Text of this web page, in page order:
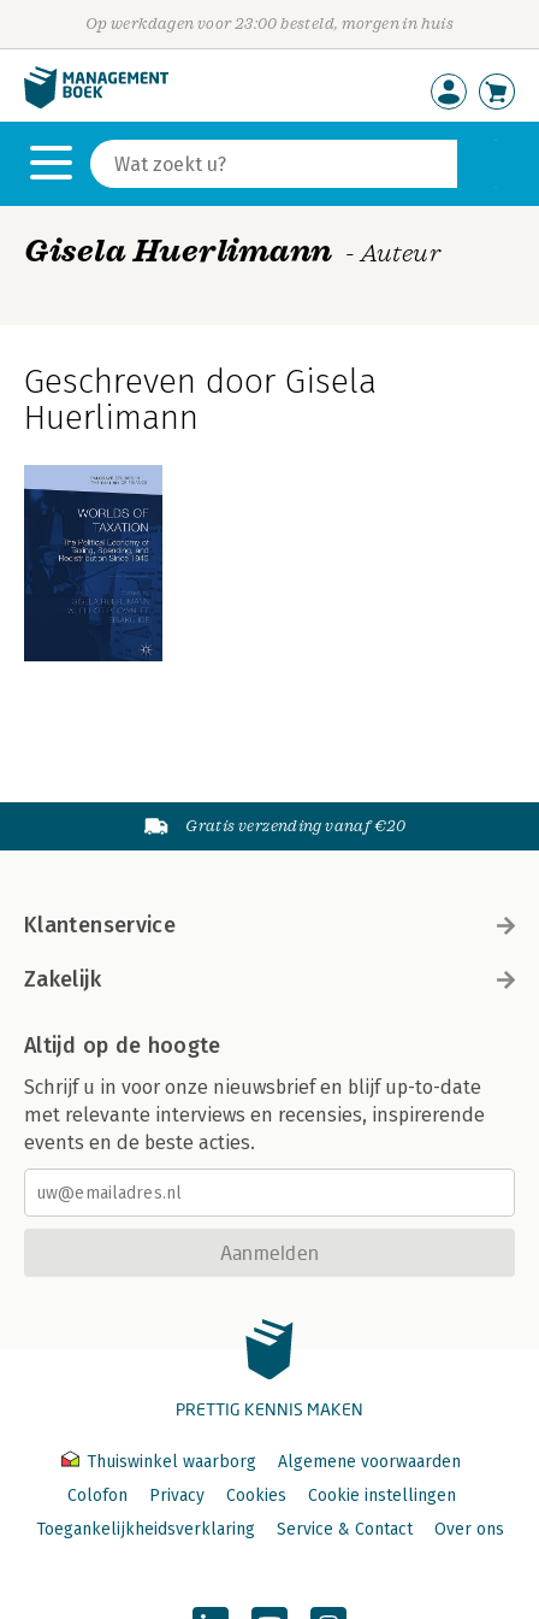
Op werkdagen voor 23:00 besteld, morgen in huis
Gisela Huerlimann - Auteur
Geschreven door Gisela
Huerlimann
Gratis verzending vanaf €20
Klantenservice
Zakelijk
Altijd op de hoogte
Schrijf u in voor onze nieuwsbrief en blijf up-to-date
met relevante interviews en recensies, inspirerende
events en de beste acties.
Aanmelden
PRETTIG KENNIS MAKEN
Thuiswinkel waarborg
Algemene voorwaarden
Colofon
Privacy Cookies
Cookie instellingen
Toegankelijkheidsverklaring
Service & Contact Over ons